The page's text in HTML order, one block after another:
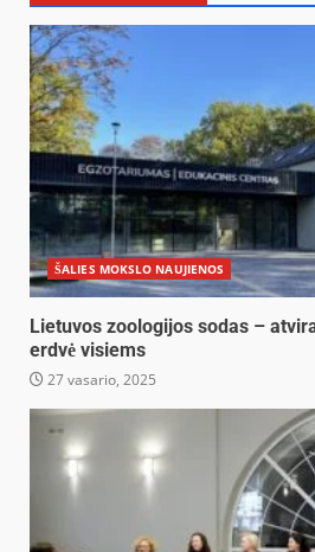
ŠALIES MOKSLO NAUJIENOS
Lietuvos zoologijos sodas –
erdvė visiems
27 vasario, 2025